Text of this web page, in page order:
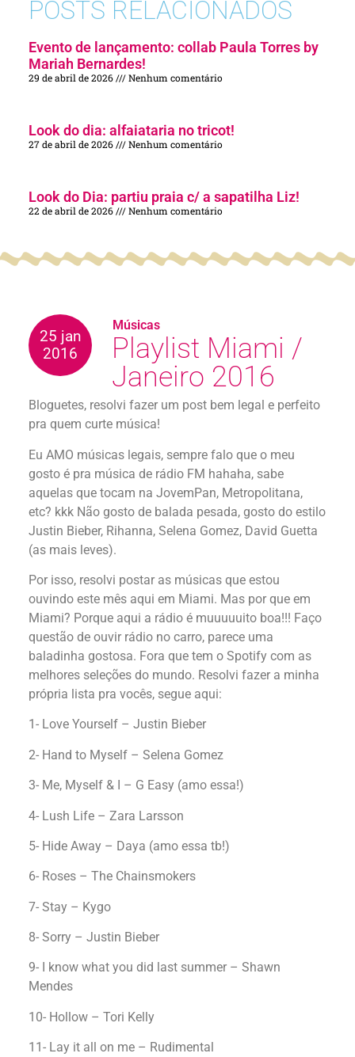
POSTS RELACIONADOS
Evento de lançamento: collab Paula Torres by
Mariah Bernardes!
29 de abril de 2026 Nenhum comentário
Look do dia: alfaiataria no tricot!
27 de abril de 2026 Nenhum comentário
Look do Dia: partiu praia c/ a sapatilha Liz!
22 de abril de 2026 Nenhum comentário
25 jan
2016
Músicas
Playlist Miami /
Janeiro 2016
Bloguetes, resolvi fazer um post bem legal e perfeito
pra quem curte música!
Eu AMO músicas legais, sempre falo que o meu
gosto é pra música de rádio FM hahaha, sabe
aquelas que tocam na JovemPan, Metropolitana,
etc? kkk Não gosto de balada pesada, gosto do estilo
Justin Bieber, Rihanna, Selena Gomez, David Guetta
(as mais leves).
Por isso, resolvi postar as músicas que estou
ouvindo este mês aqui em Miami. Mas por que em
Miami? Porque aqui a rádio é muuuuuito boa!!! Faço
questão de ouvir rádio no carro, parece uma
baladinha gostosa. Fora que tem o Spotify com as
melhores seleções do mundo. Resolvi fazer a minha
própria lista pra vocês, segue aqui:
1- Love Yourself – Justin Bieber
2- Hand to Myself – Selena Gomez
3- Me, Myself & I – G Easy (amo essa!)
4- Lush Life – Zara Larsson
5- Hide Away – Daya (amo essa tb!)
6- Roses – The Chainsmokers
7- Stay – Kygo
8- Sorry – Justin Bieber
9- I know what you did last summer – Shawn
Mendes
10- Hollow – Tori Kelly
11- Lay it all on me – Rudimental